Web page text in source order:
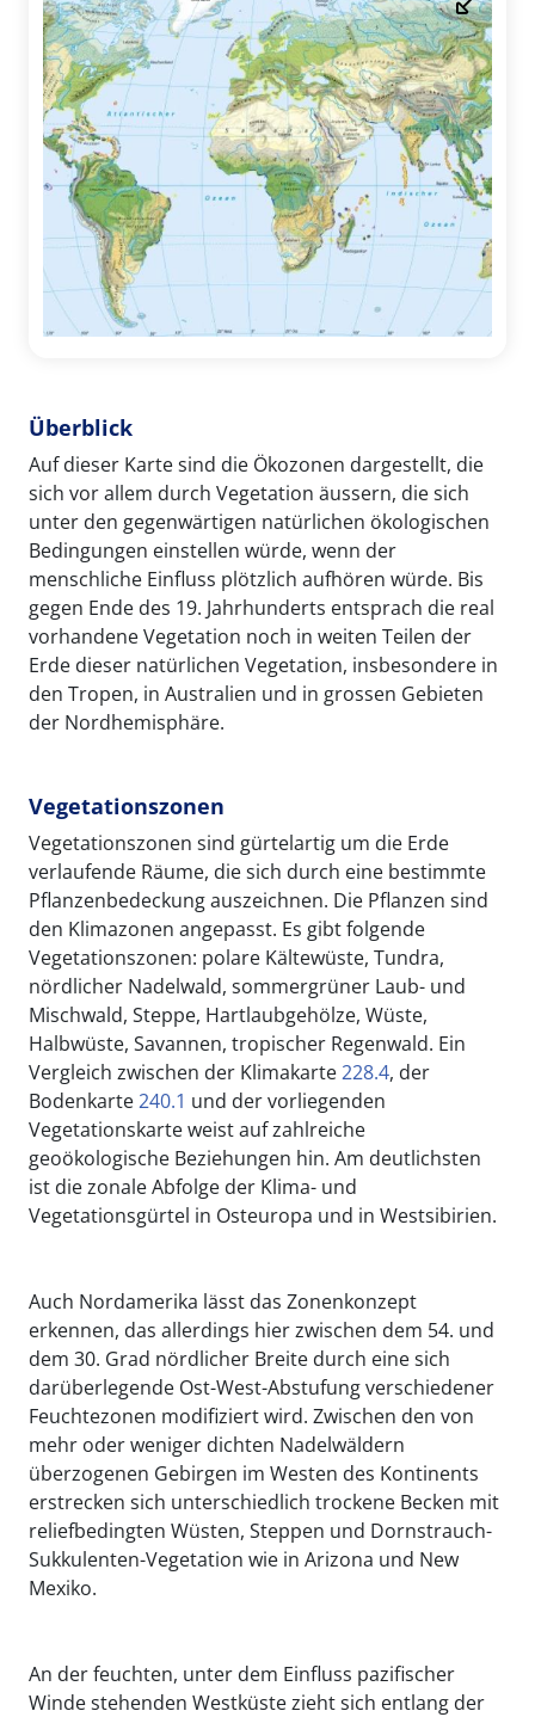
Überblick
Auf dieser Karte sind die Ökozonen dargestellt, die
sich vor allem durch Vegetation äussern, die sich
unter den gegenwärtigen natürlichen ökologischen
Bedingungen einstellen würde, wenn der
menschliche Einfluss plötzlich aufhören würde. Bis
gegen Ende des 19. Jahrhunderts entsprach die real
vorhandene Vegetation noch in weiten Teilen der
Erde dieser natürlichen Vegetation, insbesondere in
den Tropen, in Australien und in grossen Gebieten
der Nordhemisphäre.
Vegetationszonen
Vegetationszonen sind gürtelartig um die Erde
verlaufende Räume, die sich durch eine bestimmte
Pflanzenbedeckung auszeichnen. Die Pflanzen sind
den Klimazonen angepasst. Es gibt folgende
Vegetationszonen: polare Kältewüste, Tundra,
nördlicher Nadelwald, sommergrüner Laub- und
Mischwald, Steppe, Hartlaubgehölze, Wüste,
Halbwüste, Savannen, tropischer Regenwald. Ein
Vergleich zwischen der Klimakarte228.4, der
Bodenkarte240.1 und der vorliegenden
Vegetationskarte weist auf zahlreiche
geoökologische Beziehungen hin. Am deutlichsten
ist die zonale Abfolge der Klima- und
Vegetationsgürtel in Osteuropa und in Westsibirien.
Auch Nordamerika lässt das Zonenkonzept
erkennen, das allerdings hier zwischen dem 54. und
dem 30. Grad nördlicher Breite durch eine sich
darüberlegende Ost-West-Abstufung verschiedener
Feuchtezonen modifiziert wird. Zwischen den von
mehr oder weniger dichten Nadelwäldern
überzogenen Gebirgen im Westen des Kontinents
erstrecken sich unterschiedlich trockene Becken mit
reliefbedingten Wüsten, Steppen und Dornstrauch-
Sukkulenten-Vegetation wie in Arizona und New
Mexiko.
An der feuchten, unter dem Einfluss pazifischer
Winde stehenden Westküste zieht sich entlang der